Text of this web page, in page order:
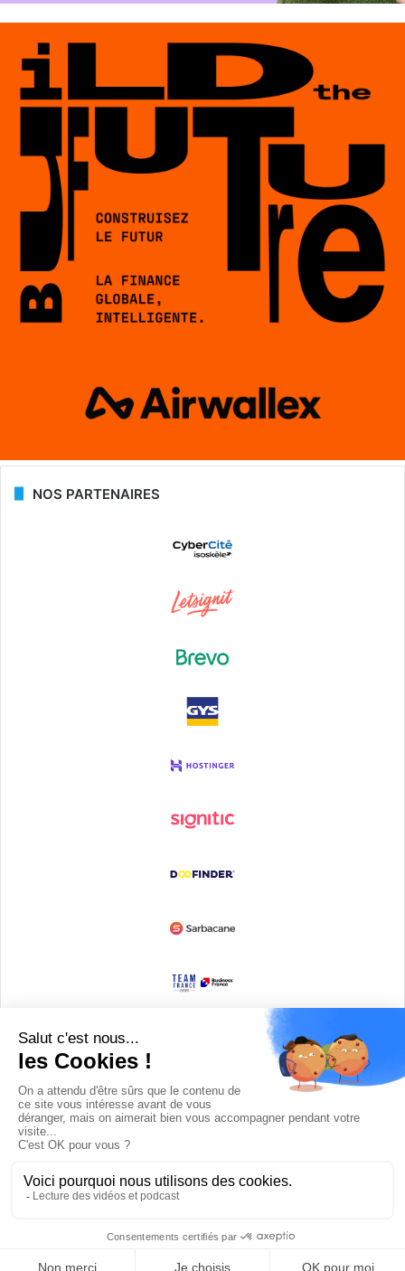
NOS PARTENAIRES
Devenir partenaire
© Copyright 2008 / 2026,DECODE MEDIA, The Innovation Media
Company.All Rights Reserved
TwitterRSS